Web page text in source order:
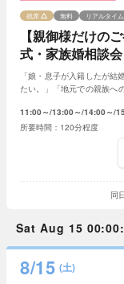
【親御様だけの
式・家族婚相談会
残席 無料 リアルタイ
「娘・息子が入籍したが
たい。」「地元での親族へ
11:00～ 13:00～ 14:00～
120分程度
同
Sat Aug 15
8/15 (土)